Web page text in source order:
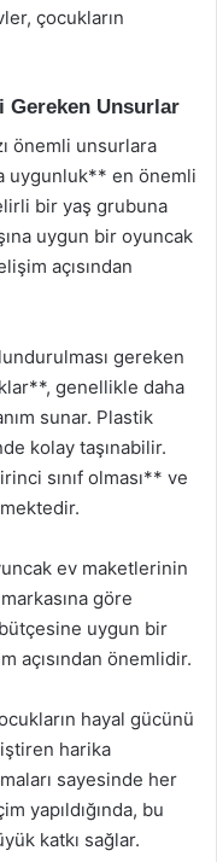
çocukların
Gereken Unsurlar
önemli unsurlara
uygunluk** en önemli
bir yaş grubuna
uygun bir oyuncak
açısından
gereken
genellikle daha
sunar. Plastik
kolay taşınabilir.
sınıf olması** ve
ev maketlerinin
göre
uygun bir
açısından önemlidir.
hayal gücünü
harika
sayesinde her
yapıldığında, bu
katkı sağlar.